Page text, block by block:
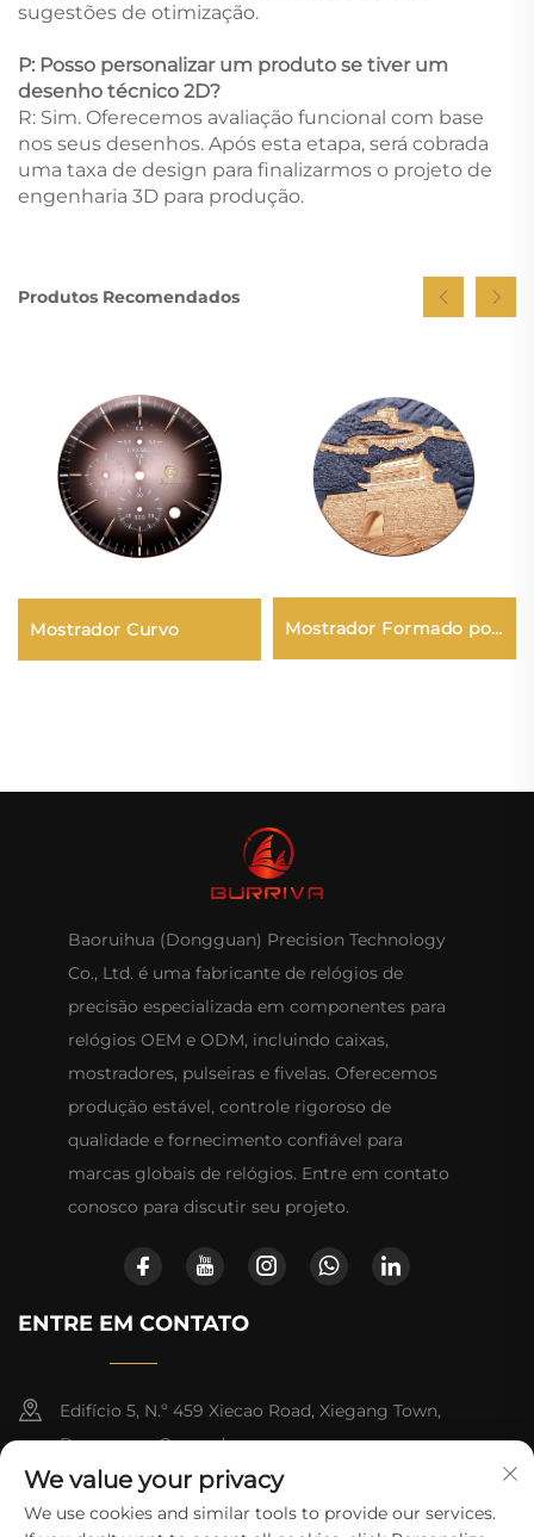
sugestões de otimização.
P: Posso personalizar um produto se tiver um
desenho técnico 2D?
R: Sim. Oferecemos avaliação funcional com base
nos seus desenhos. Após esta etapa, será cobrada
uma taxa de design para finalizarmos o projeto de
engenharia 3D para produção.
Produtos Recomendados
Mostrador Curvo
Mostrador Formado por
Pressão
Baoruihua (Dongguan) Precision Technology
Co., Ltd. é uma fabricante de relógios de
precisão especializada em componentes para
relógios OEM e ODM, incluindo caixas,
mostradores, pulseiras e fivelas. Oferecemos
produção estável, controle rigoroso de
qualidade e fornecimento confiável para
marcas globais de relógios. Entre em contato
conosco para discutir seu projeto.
ENTRE EM CONTATO
Edifício 5, N.º 459 Xiecao Road, Xiegang Town,
Dongguan, Guangdong
+852-8402 6198
We value your privacy
We use cookies and similar tools to provide our services.